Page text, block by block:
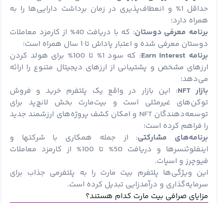
حداقل 1% و انعطاف‌پذیری در زمان برداشت دارایی‌ها را به
همراه دارد؛
برنامه معرفی دوستان
: که با دریافت 40% از کارمزد معاملات
دوستان معرفی شده و اعتبار پاداش تا 1 سال همراه است؛
برنامه Earn Interest
: که سود 1% تا 100% برای هولد کردن
ارزهای مشخص و پشتیبانی از ارزهای دیجیتال متنوع را ارائه
می‌دهد؛
بازار NFT: این بازار در واقع یک پلتفرم خرید و فروش
توکن‌های غیرمثلی است و بیت‌مارت بخش لانچ‌پد برای
توسعه‌دهندگان NFT و امکان کشف پروژه‌های ارزشمند جدید
را فراهم کرده است؛
برنامه‌های مشارکتی: از جمله همکاری با شرکتها و
اینفلوئنسرها و دریافت 50% تا 100% از کارمزد معاملات
فیوچرز و اسپات.
این ویژگی‌ها پلتفرم بیت مارت را به پلتفرمی جذاب برای
سرمایه‌گذاری و درآمدزایی تبدیل کرده است.
مزایای صرافی بیت مارت کدام هستند؟